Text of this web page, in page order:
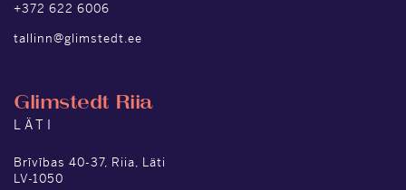
+372 622 6006
tallinn@glimstedt.ee
Glimstedt Riia
LÄTI
Brīvības 40-37, Riia, Läti
LV-1050